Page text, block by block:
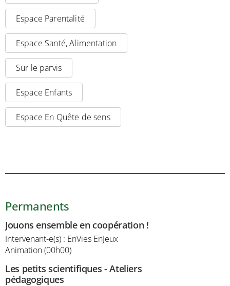
Espace Parentalité
Espace Santé, Alimentation
Sur le parvis
Espace Enfants
Espace En Quête de sens
Permanents
Jouons ensemble en coopération !
Intervenant-e(s) : EnVies EnJeux
Animation (00h00)
Les petits scientifiques - Ateliers
pédagogiques